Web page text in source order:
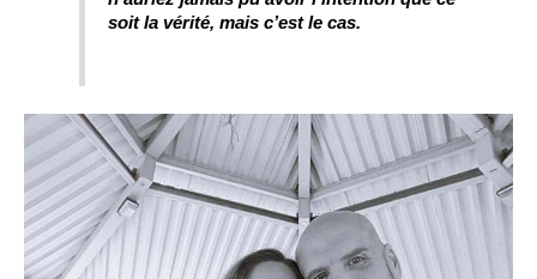
soit la vérité, mais c’est le cas.